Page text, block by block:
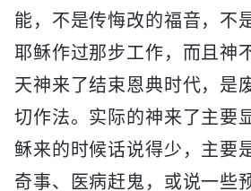
能，不是传悔改的福音，不
耶稣作过那步工作，而且神
天神来了结束恩典时代，是
切作法。实际的神来了主要
稣来的时候话说得少，主要
奇事、医病赶鬼，或说一些